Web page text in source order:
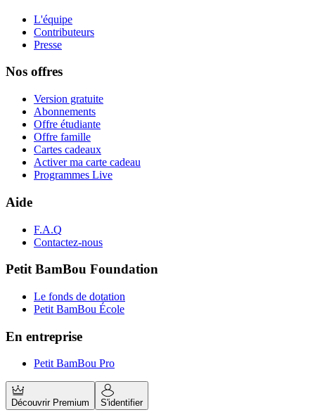
L'équipe
Contributeurs
Presse
Nos offres
Version gratuite
Abonnements
Offre étudiante
Offre famille
Cartes cadeaux
Activer ma carte cadeau
Programmes Live
Aide
F.A.Q
Contactez-nous
Petit BamBou Foundation
Le fonds de dotation
Petit BamBou École
En entreprise
Petit BamBou Pro
Découvrir Premium S'identifier